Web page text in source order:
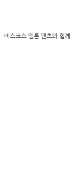
비스코스 멜론 팬츠와 함께